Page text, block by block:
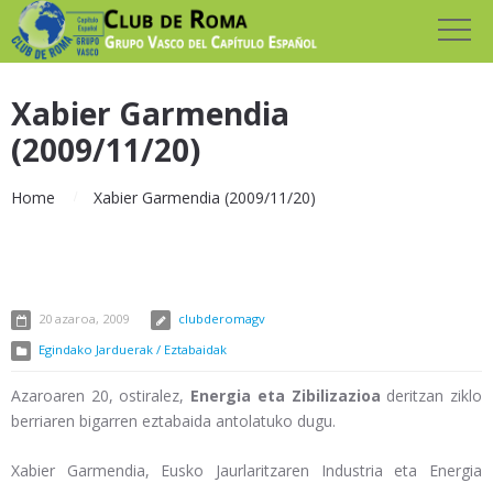
Xabier Garmendia
(2009/11/20)
Home Xabier Garmendia (2009/11/20)
20 azaroa, 2009
clubderomagv
Egindako Jarduerak / Eztabaidak
Azaroaren 20, ostiralez, Energia eta Zibilizazioa deritzan ziklo
berriaren bigarren eztabaida antolatuko dugu.
Xabier Garmendia, Eusko Jaurlaritzaren Industria eta Energia